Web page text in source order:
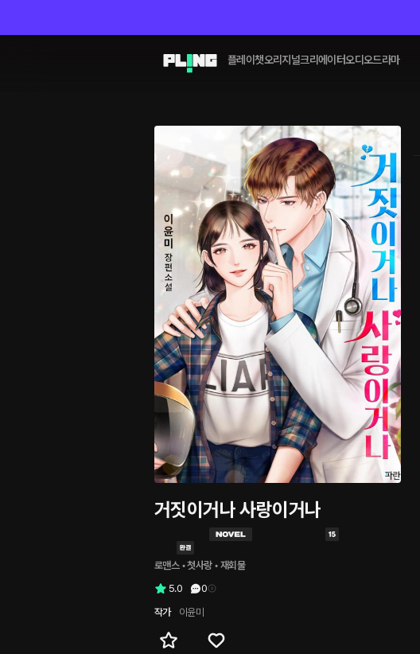
플레이챗오리지널크리에이터오디오드라마
거짓이거나 사랑이거나
로맨스 • 첫사랑 • 재회물
5.0
0
작가
이윤미